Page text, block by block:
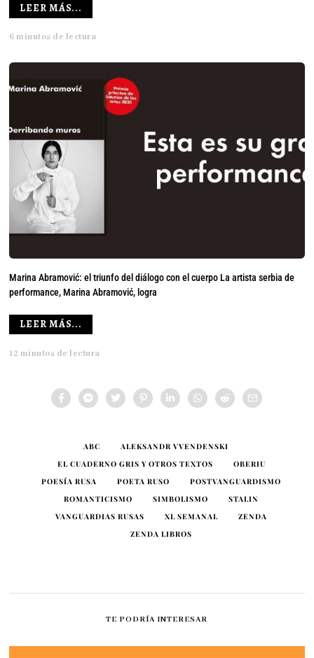
LEER MÁS...
6 minutos de lectura
Marina Abramović: el triunfo del diálogo con el cuerpo La artista serbia de
performance, Marina Abramović, logra
LEER MÁS...
12 minutos de lectura
ABC
ALEKSANDR VVENDENSKI
EL CUADERNO GRIS Y OTROS TEXTOS
OBERIU
POESÍA RUSA
POETA RUSO
POSTVANGUARDISMO
ROMANTICISMO
SIMBOLISMO
STALIN
VANGUARDIAS RUSAS
XL SEMANAL
ZENDA
ZENDA LIBROS
TE PODRÍA INTERESAR